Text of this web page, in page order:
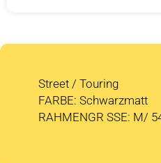
Street / Touring
FARBE: Schwarzmatt
RAHMENGR SSE: M/